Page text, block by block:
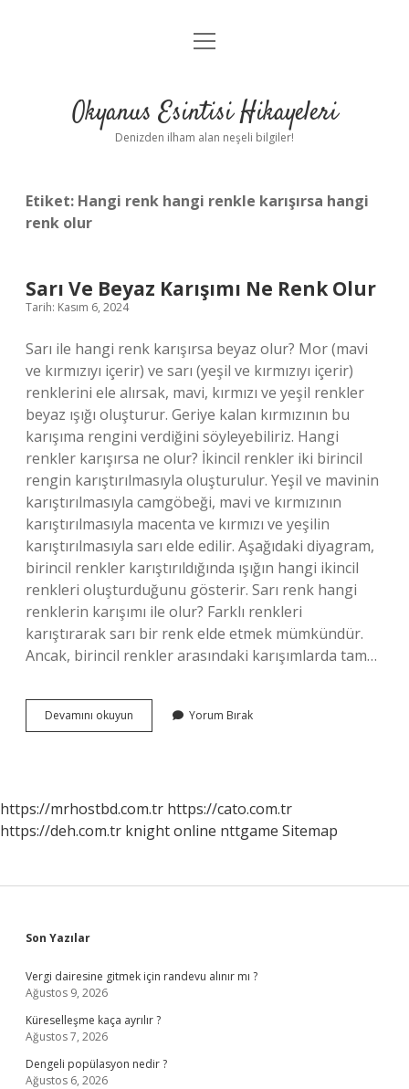
Anasayfa
Yasal Uyarı
menüyü
Okyanus Esintisi Hikayeleri
Denizden ilham alan neşeli bilgiler!
Etiket: Hangi renk hangi renkle karışırsa hangi
renk olur
Sarı Ve Beyaz Karışımı Ne Renk Olur
Tarih: Kasım 6, 2024
Sarı ile hangi renk karışırsa beyaz olur? Mor (mavi
ve kırmızıyı içerir) ve sarı (yeşil ve kırmızıyı içerir)
renklerini ele alırsak, mavi, kırmızı ve yeşil renkler
beyaz ışığı oluşturur. Geriye kalan kırmızının bu
karışıma rengini verdiğini söyleyebiliriz. Hangi
renkler karışırsa ne olur? İkincil renkler iki birincil
rengin karıştırılmasıyla oluşturulur. Yeşil ve mavinin
karıştırılmasıyla camgöbeği, mavi ve kırmızının
karıştırılmasıyla macenta ve kırmızı ve yeşilin
karıştırılmasıyla sarı elde edilir. Aşağıdaki diyagram,
birincil renkler karıştırıldığında ışığın hangi ikincil
renkleri oluşturduğunu gösterir. Sarı renk hangi
renklerin karışımı ile olur? Farklı renkleri
karıştırarak sarı bir renk elde etmek mümkündür.
Ancak, birincil renkler arasındaki karışımlarda tam…
Devamını okuyun
Ve
Olur
Yorum Bırak
https://mrhostbd.com.tr https://cato.com.tr
https://deh.com.tr knight online nttgame Sitemap
Sidebar
Son Yazılar
Vergi dairesine gitmek için randevu alınır mı ?
Ağustos 9, 2026
Küreselleşme kaça ayrılır ?
Ağustos 7, 2026
Dengeli popülasyon nedir ?
Ağustos 6, 2026